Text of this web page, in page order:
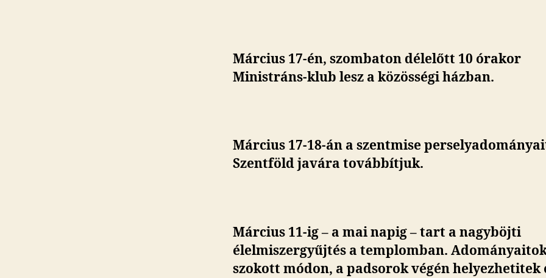
Március 17-én, szombaton délelőtt 10 órakor
Ministráns-klub lesz a közösségi házban.
Március 17-18-án a szentmise
Szentföld javára továbbítjuk.
Március 11-ig – a mai napig – tart a nagyböjti
élelmiszergyűjtés a templomban.
szokott módon, a padsorok végén helyezhetitek